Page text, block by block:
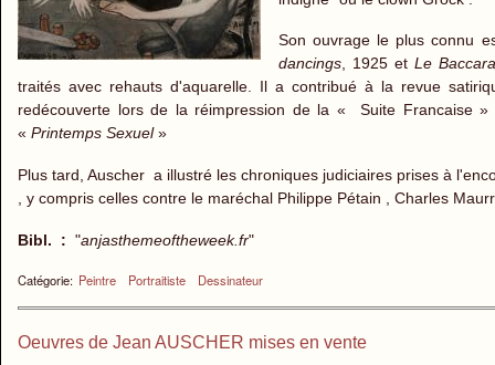
Son ouvrage le plus connu
dancings, 1925 etLe
traités avec rehauts d'aquarelle. Il a contribué à la revue
redécouverte lors de la réimpression de la « Suite Francaise
« Printemps Sexuel»
Plus tard, Auscher a illustré les chroniques judiciaires prises à
, y compris celles contre le maréchal Philippe Pétain , Charles
Bibl. : "anjasthemeoftheweek.fr"
Catégorie: Peintre Portraitiste Dessinateur
Oeuvres de Jean AUSCHER mises en vente